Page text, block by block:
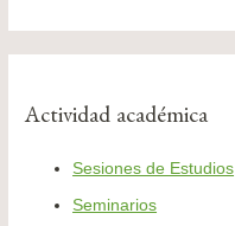
Actividad académica
Sesiones de Estudios
Seminarios